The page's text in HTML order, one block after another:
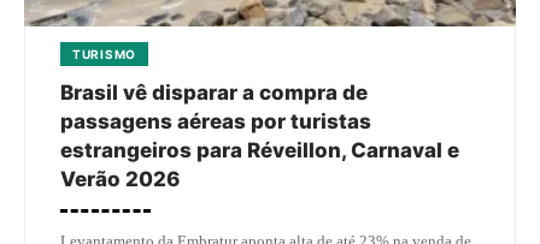
TURISMO
Brasil vê disparar a compra de
passagens aéreas por turistas
estrangeiros para Réveillon, Carnaval e
Verão 2026